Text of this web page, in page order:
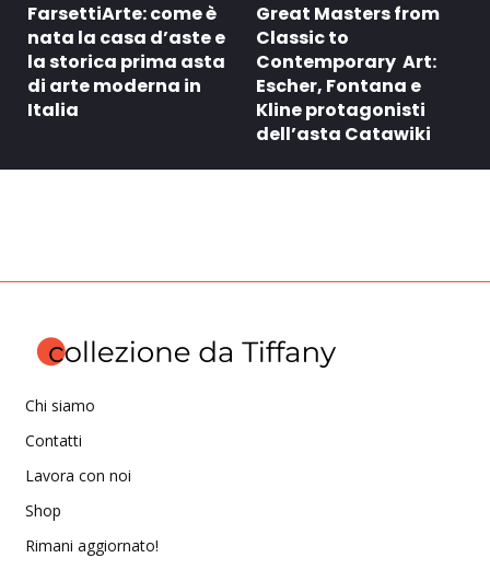
FarsettiArte: come è
nata la casa d’aste e
la storica prima asta
di arte moderna in
Italia
Great Masters from
Classic to
Contemporary Art:
Escher, Fontana e
Kline protagonisti
dell’asta Catawiki
Chi siamo
Contatti
Lavora con noi
Shop
Rimani aggiornato!